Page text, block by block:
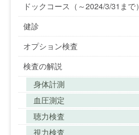
ドックコース（～2024/3/31まで）
健診
オプション検査
検査の解説
身体計測
血圧測定
聴力検査
視力検査